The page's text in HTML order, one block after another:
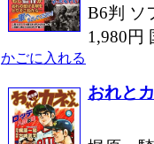
B6判 ソ
1,980円
かごに入れる
おれと